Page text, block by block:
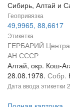
Сибирь, Алтай и
Геопривязка
49,9965, 88,6617
Этикетка
ГЕРБАРИЙ
АН СССР
Алтай, окр. Кош-
28.08.1978. Собр.
Дата ввода этикетки